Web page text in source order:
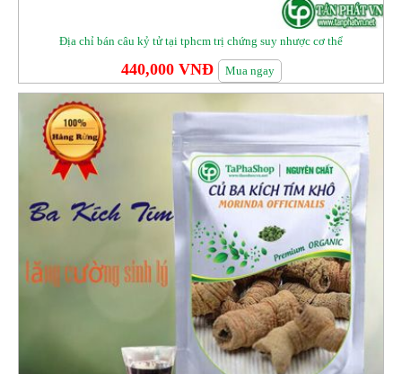
Địa chỉ bán câu kỷ tử tại tphcm trị chứng suy nhược cơ thể
440,000 VNĐ Mua ngay